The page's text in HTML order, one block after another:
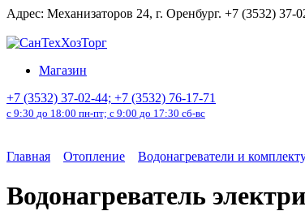
Перейти
содержанию
Адрес: Механизаторов 24, г. Оренбург. +7 (3532) 37-
Магазин
+7 (3532) 37-02-44; +7 (3532) 76-17-71
с 9:30 до 18:00 пн-пт; с 9:00 до 17:30 сб-вс
Главная Отопление Водонагреватели и
Водонагреватель